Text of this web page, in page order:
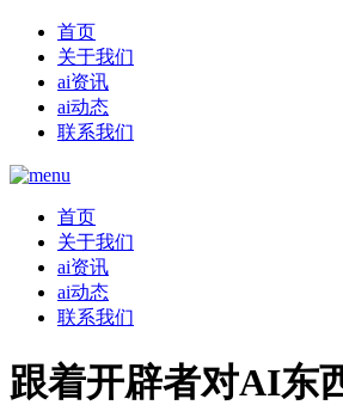
首页
关于我们
ai资讯
ai动态
联系我们
首页
关于我们
ai资讯
ai动态
联系我们
跟着开辟者对AI东